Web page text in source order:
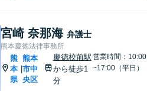
宮崎 奈那海 弁護士
熊本慶徳法律事務所
熊
本
県
熊本
市中
央区
慶徳校前駅
から徒歩1
分
営業時間：10:00
~17:00（平日）